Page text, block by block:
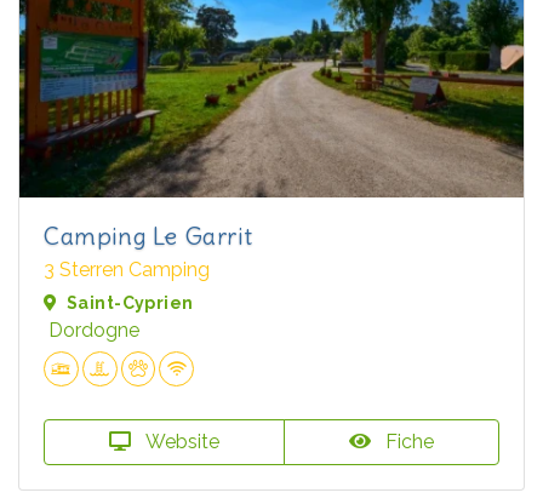
Camping Le Garrit
3 Sterren Camping
Saint-Cyprien
Dordogne
Website Fiche